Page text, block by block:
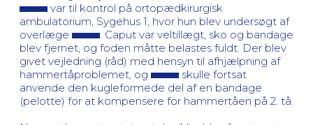
var til kontrol på ortopædkirurgisk
ambulatorium, Sygehus 1, hvor hun blev undersøgt af
overlæge
. Caput var veltillægt, sko og bandage
blev fjernet, og foden måtte belastes fuldt. Der blev
givet vejledning (råd) med hensyn til afhjælpning af
hammertåproblemet, og
skulle fortsat
anvende den kugleformede del af en bandage
(pelotte) for at kompensere for hammertåen på 2. tå.